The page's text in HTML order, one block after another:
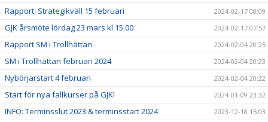
Rapport: Strategikväll 15 februari 2024-02-17 08:09
GJK årsmöte lördag 23 mars kl 15.00 2024-02-17 07:57
Rapport SM i Trollhättan 2024-02-04 20:25
SM i Trollhättan februari 2024 2024-02-04 20:23
Nybörjarstart 4 februari 2024-02-04 20:22
Start för nya fallkurser på GJK! 2024-01-09 23:32
INFO: Terminsslut 2023 & terminsstart 2024 2023-12-18 15:03